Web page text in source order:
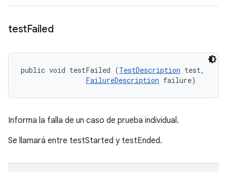
testFailed
public void testFailed (TestDescription test,
FailureDescription failure)
Informa la falla de un caso de prueba individual.
Se llamará entre testStarted y testEnded.